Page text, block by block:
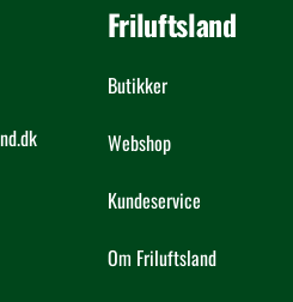
Friluftsland
Butikker
Webshop
Kundeservice
Om Friluftsland